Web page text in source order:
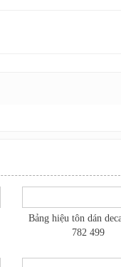
Bảng hiệu tôn dán
782 499